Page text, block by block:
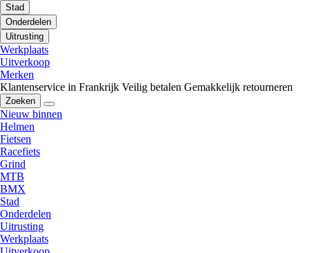
Stad
Onderdelen
Uitrusting
Werkplaats
Uitverkoop
Merken
Klantenservice in Frankrijk Veilig betalen Gemakkelijk retourneren
Zoeken
Nieuw binnen
Helmen
Fietsen
Racefiets
Grind
MTB
BMX
Stad
Onderdelen
Uitrusting
Werkplaats